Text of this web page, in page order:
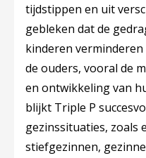
tijdstippen en uit
gebleken dat de
kinderen
de ouders, vooral de
en ontwikkeling van
blijkt Triple P
gezinssituaties, zoals
stiefgezinnen,